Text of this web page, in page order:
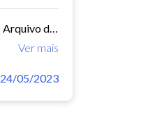
Demonstrativo com localização e denominação das Praças e Parques no Município de Fortaleza. (aviso: Arquivo dinâmico, podem ocorrer mudanças de nomenclatura ou urbanização que...
Ver mais
24/05/2023